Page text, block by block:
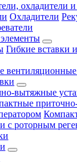
охладители
Охладители
Гибкие вставки
вентиляционные
вытяжные
с роторным